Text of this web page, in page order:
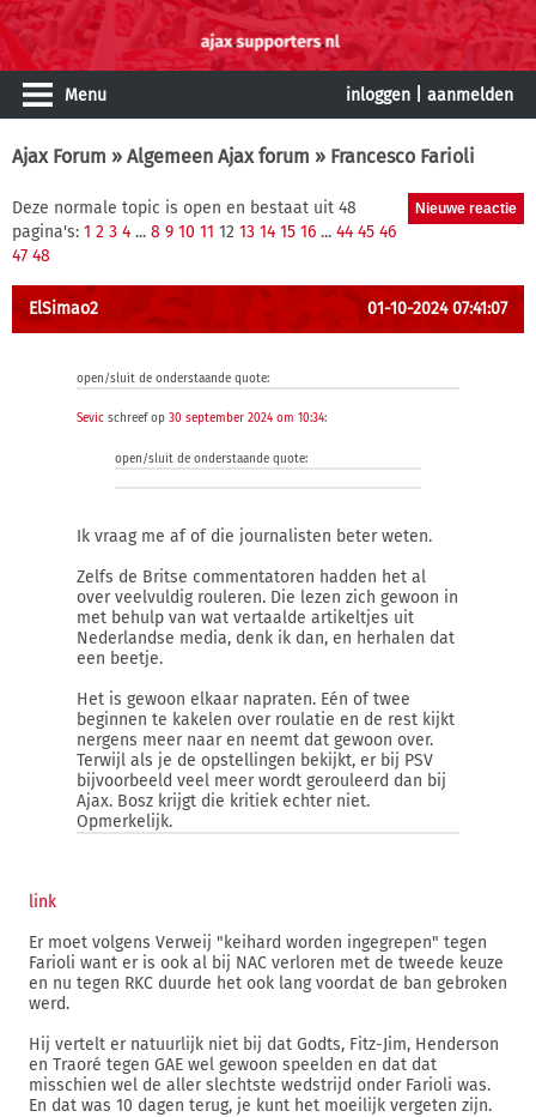
Menu inloggen aanmelden
Ajax Forum » Algemeen Ajax forum » Francesco Farioli
Deze normale topic is open en bestaat uit 48
pagina's: 1 2 3 4 ... 8 9 10 11 12 13 14 15 16 ... 44 45 46
47 48
ElSimao2 01-10-2024 07:41:07
open/sluit de onderstaande quote:
Sevic schreef op 30 september 2024 om 10:34:
open/sluit de onderstaande quote:
Ik vraag me af of die journalisten beter weten.
Zelfs de Britse commentatoren hadden het al
over veelvuldig rouleren. Die lezen zich gewoon in
met behulp van wat vertaalde artikeltjes uit
Nederlandse media, denk ik dan, en herhalen dat
een beetje.
Het is gewoon elkaar napraten. Eén of twee
beginnen te kakelen over roulatie en de rest kijkt
nergens meer naar en neemt dat gewoon over.
Terwijl als je de opstellingen bekijkt, er bij PSV
bijvoorbeeld veel meer wordt gerouleerd dan bij
Ajax. Bosz krijgt die kritiek echter niet.
Opmerkelijk.
link
Er moet volgens Verweij "keihard worden ingegrepen" tegen
Farioli want er is ook al bij NAC verloren met de tweede keuze
en nu tegen RKC duurde het ook lang voordat de ban gebroken
werd.
Hij vertelt er natuurlijk niet bij dat Godts, Fitz-Jim, Henderson
en Traoré tegen GAE wel gewoon speelden en dat dat
misschien wel de aller slechtste wedstrijd onder Farioli was.
En dat was 10 dagen terug, je kunt het moeilijk vergeten zijn.